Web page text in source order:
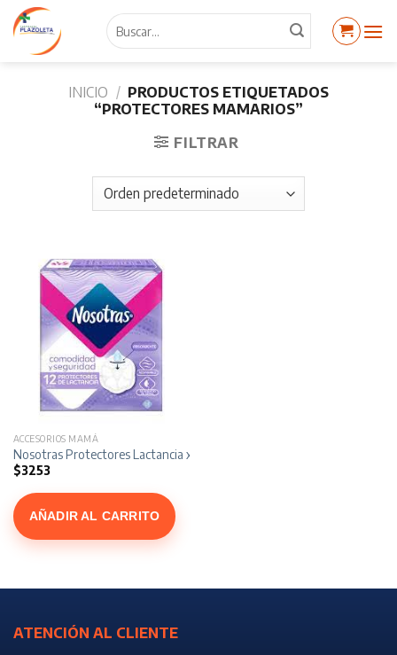
Skip
content
Buscar
por:
INICIO / PRODUCTOS ETIQUETADOS
“PROTECTORES MAMARIOS”
FILTRAR
ACCESORIOS MAMÁ
Nosotras Protectores Lactancia x 12
$3253
AÑADIR AL CARRITO
ATENCIÓN AL CLIENTE